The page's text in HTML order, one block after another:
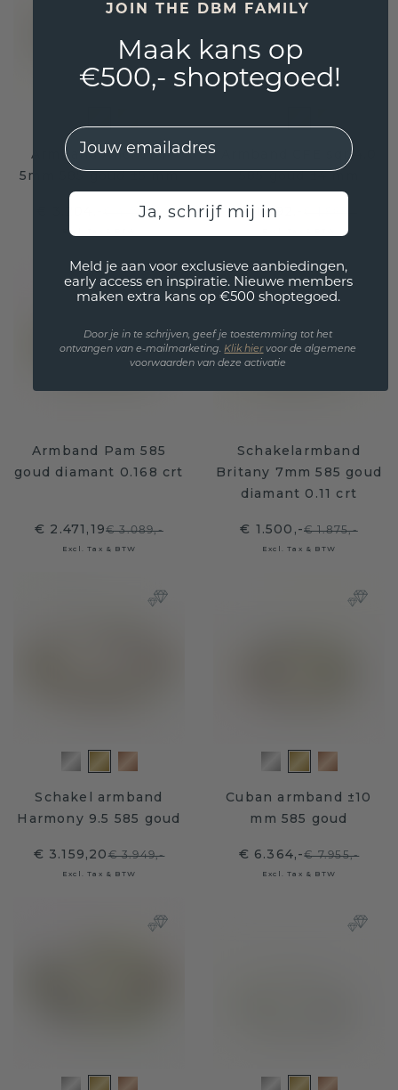
Armband Anchor 1
5mm 585 goud ±5 mm
€ 4.005,-
Excl. Tax & BTW
Armband CFE sqr 4.0
585 goud ±4 mm
€ 1.492,-
Armband Pam 585
goud diamant 0.168 crt
€ 2.471,19€ 3.089,-
Excl. Tax & BTW
Schakelarmband
Britany 7mm 585 goud
diamant 0.11 crt
€ 1.500,-€ 1.875,-
Excl. Tax & BTW
Schakel armband
Harmony 9.5 585 goud
€ 3.159,20€ 3.949,-
Excl. Tax & BTW
Cuban armband ±10
mm 585 goud
€ 6.364,-€ 7.955,-
Excl. Tax & BTW
JOIN THE DBM FAMILY
Maak kans op
€500,- shoptegoed!
EMail
Ja, schrijf mij in
Meld je aan voor exclusieve aanbiedingen,
early access en inspiratie. Nieuwe members
maken extra kans op €500 shoptegoed.
Door je in te schrijven, geef je toestemming tot het
ontvangen van e-mailmarketing.Klik hiervoor de algemene
voorwaarden van deze activatie